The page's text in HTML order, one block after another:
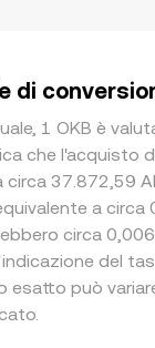
di
1 OKB è
che l'acquisto
37.872,59
a
circa
del
esatto può